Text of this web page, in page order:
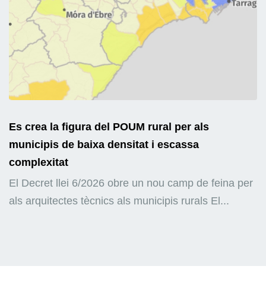
Es crea la figura del POUM rural per als
municipis de baixa densitat i escassa
complexitat
El Decret llei 6/2026 obre un nou camp de feina per
als arquitectes tècnics als municipis rurals El...